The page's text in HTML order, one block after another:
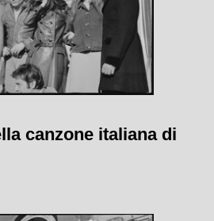
canzone italiana di